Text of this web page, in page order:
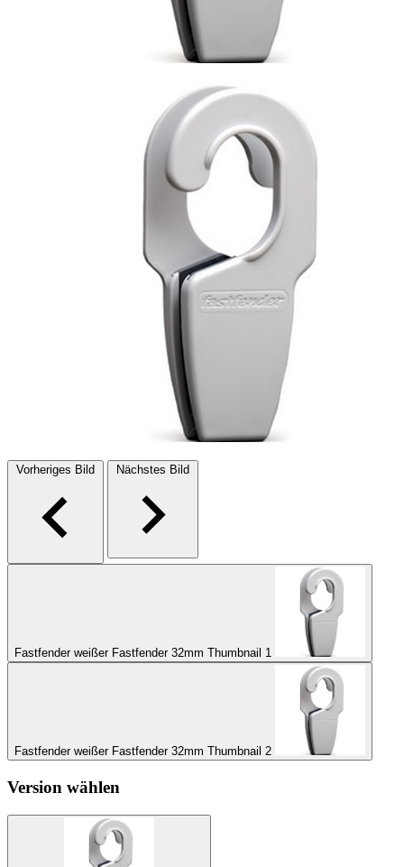
Vorheriges Bild Nächstes Bild
Fastfender weißer Fastfender 32mm Thumbnail 1
Fastfender weißer Fastfender 32mm Thumbnail 2
Version wählen